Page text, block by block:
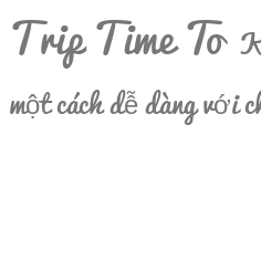
Trip Time To
một cách dễ dàng với